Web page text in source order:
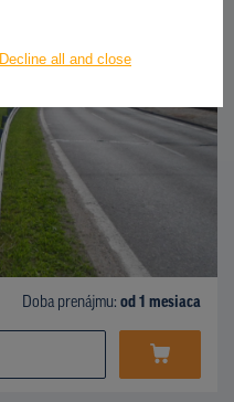
Decline all and close
Doba prenájmu: od 1 mesiaca